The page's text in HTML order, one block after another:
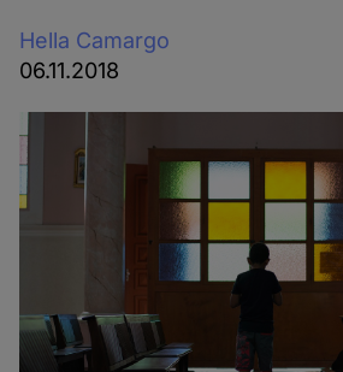
Hella Camargo
06.11.2018